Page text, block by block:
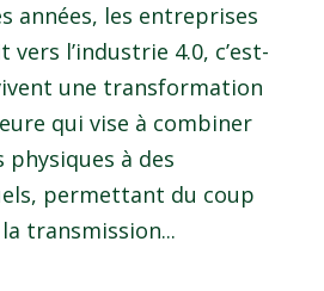
années, les entreprises
l’industrie 4.0, c’est-
une transformation
qui vise à combiner
physiques à des
permettant du coup
transmission...